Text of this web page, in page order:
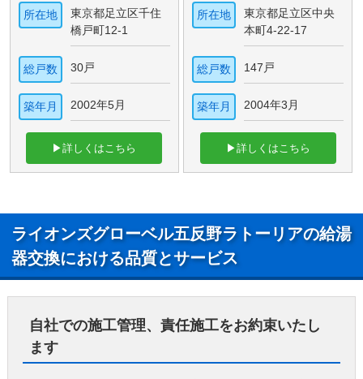
所在地
東京都足立区千住
橋戸町12-1
総戸数 30戸
築年月 2002年5月
▶詳しくはこちら
所在地
東京都足立区中央
本町4-22-17
総戸数 147戸
築年月 2004年3月
▶詳しくはこちら
ライオンズグローベル五反野ラトーリアの給湯
器交換における品質とサービス
自社での施工管理、責任施工をお約束いたし
ます